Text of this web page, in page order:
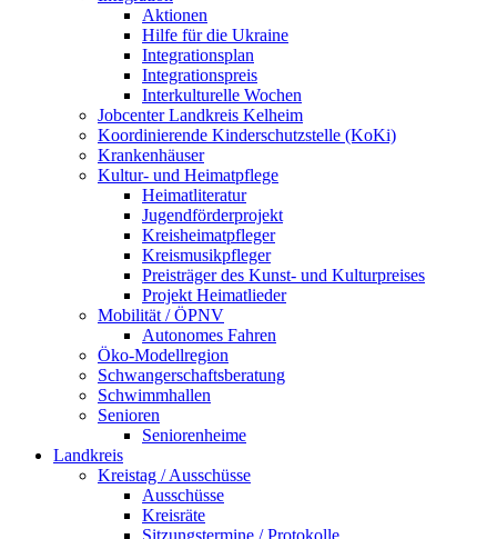
Aktionen
Hilfe für die Ukraine
Integrationsplan
Integrationspreis
Interkulturelle Wochen
Jobcenter Landkreis Kelheim
Koordinierende Kinderschutzstelle (KoKi)
Krankenhäuser
Kultur- und Heimatpflege
Heimatliteratur
Jugendförderprojekt
Kreisheimatpfleger
Kreismusikpfleger
Preisträger des Kunst- und Kulturpreises
Projekt Heimatlieder
Mobilität / ÖPNV
Autonomes Fahren
Öko-Modellregion
Schwangerschaftsberatung
Schwimmhallen
Senioren
Seniorenheime
Landkreis
Kreistag / Ausschüsse
Ausschüsse
Kreisräte
Sitzungstermine / Protokolle